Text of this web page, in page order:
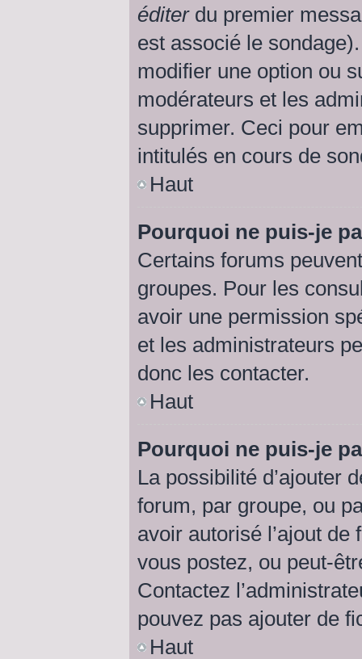
éditerdu premier
est associé le
modifier une option ou
modérateurs et les
supprimer. Ceci pour
intitulés en cours de
Haut
Pourquoi ne puis-je
Certains forums
groupes. Pour les
avoir une permission
et les administrateurs
donc les contacter.
Haut
Pourquoi ne puis-je
La possibilité d’ajouter
forum, par groupe, ou
avoir autorisé l’ajout
vous postez, ou peut-
Contactez
pouvez pas ajouter de
Haut